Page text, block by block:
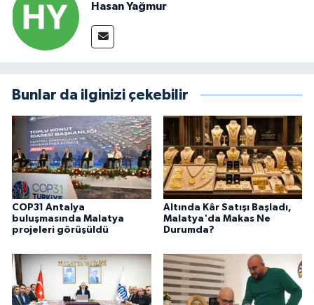
Hasan Yağmur
Bunlar da ilginizi çekebilir
COP31 Antalya
buluşmasında Malatya
projeleri görüşüldü
Altında Kâr Satışı Başladı,
Malatya'da Makas Ne
Durumda?